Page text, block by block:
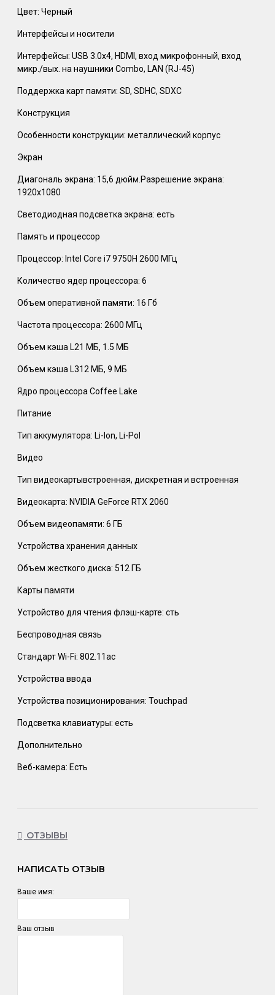
Цвет: Черный
Интерфейсы и носители
Интерфейсы: USB 3.0x4, HDMI, вход микрофонный, вход
микр./вых. на наушники Combo, LAN (RJ-45)
Поддержка карт памяти: SD, SDHC, SDXC
Конструкция
Особенности конструкции: металлический корпус
Экран
Диагональ экрана: 15,6 дюйм.Разрешение экрана:
1920x1080
Светодиодная подсветка экрана: есть
Память и процессор
Процессор: Intel Core i7 9750H 2600 МГц
Количество ядер процессора: 6
Объем оперативной памяти: 16 Гб
Частота процессора: 2600 МГц
Объем кэша L21 МБ, 1.5 МБ
Объем кэша L312 МБ, 9 МБ
Ядро процессора Coffee Lake
Питание
Тип аккумулятора: Li-Ion, Li-Pol
Видео
Тип видеокартывстроенная, дискретная и встроенная
Видеокарта: NVIDIA GeForce RTX 2060
Объем видеопамяти: 6 ГБ
Устройства хранения данных
Объем жесткого диска: 512 ГБ
Карты памяти
Устройство для чтения флэш-карте: сть
Беспроводная связь
Стандарт Wi-Fi: 802.11ac
Устройства ввода
Устройства позиционирования: Touchpad
Подсветка клавиатуры: есть
Дополнительно
Веб-камера: Есть
ОТЗЫВЫ
НАПИСАТЬ ОТЗЫВ
Ваше имя:
Ваш отзыв